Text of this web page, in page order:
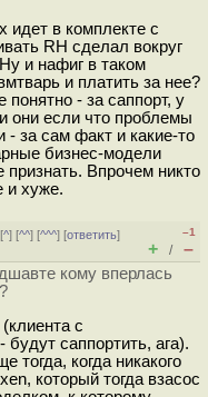
идет в комплекте с
RH сделал вокруг
Ну и нафиг в таком
и платить за нее?
- за саппорт, у
они если что проблемы
- за сам факт и какие-то
бизнес-модели
Впрочем никто
и хуже.
^] [^^] [^^^] [ответить]
–1
+ / –
кому вперлась
с
саппортить, ага).
тогда, когда никакого
который тогда взасос